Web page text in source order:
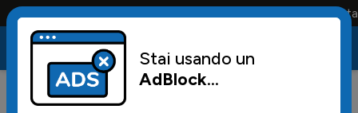
Conta solo la maglia e solo i tifosi la portano tutta la
18/03/2018 | 13.30
Stai usando un
AdBlock...